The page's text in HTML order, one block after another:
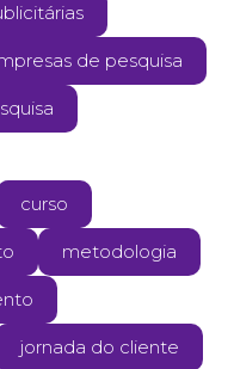
de pesquisa
curso
metodologia
jornada do cliente